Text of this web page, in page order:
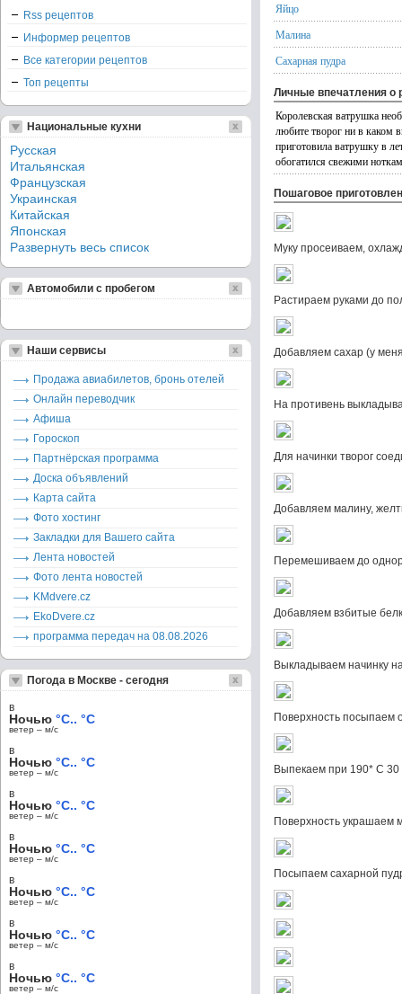
Яйцо
Малина
Сахарная пудра
Личные впечатления о
Королевская ватрушка
любите творог ни в каком
приготовила ватрушку в
обогатился свежими
Пошаговое
Муку просеиваем,
Растираем руками до
Добавляем сахар (у
На противень
Для начинки творог
Добавляем малину,
Перемешиваем до
Добавляем взбитые
Выкладываем начинку
Поверхность посыпаем
Выпекаем при 190* С 30
Поверхность украшаем
Посыпаем сахарной
Rss рецептов
Информер рецептов
Все категории рецептов
Топ рецепты
Национальные кухни
Русская
Итальянская
Французская
Украинская
Китайская
Японская
Развернуть весь список
Автомобили с пробегом
Наши сервисы
Продажа авиабилетов, бронь отелей
Онлайн переводчик
Афиша
Гороскоп
Партнёрская программа
Доска объявлений
Карта сайта
Фото хостинг
Закладки для Вашего сайта
Лента новостей
Фото лента новостей
KMdvere.cz
EkoDvere.cz
программа передач на 08.08.2026
Погода в Москве - сегодня
в
Ночью °C.. °C
ветер – м/c
в
Ночью °C.. °C
ветер – м/c
в
Ночью °C.. °C
ветер – м/c
в
Ночью °C.. °C
ветер – м/c
в
Ночью °C.. °C
ветер – м/c
в
Ночью °C.. °C
ветер – м/c
в
Ночью °C.. °C
ветер – м/c